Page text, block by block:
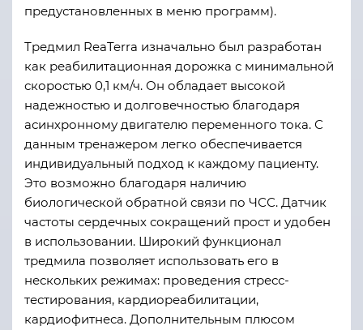
предустановленных в меню программ).
Тредмил ReaTerra изначально был разработан
как реабилитационная дорожка с минимальной
скоростью 0,1 км/ч. Он обладает высокой
надежностью и долговечностью благодаря
асинхронному двигателю переменного тока. С
данным тренажером легко обеспечивается
индивидуальный подход к каждому пациенту.
Это возможно благодаря наличию
биологической обратной связи по ЧСС. Датчик
частоты сердечных сокращений прост и удобен
в использовании. Широкий функционал
тредмила позволяет использовать его в
нескольких режимах: проведения стресс-
тестирования, кардиореабилитации,
кардиофитнеса. Дополнительным плюсом